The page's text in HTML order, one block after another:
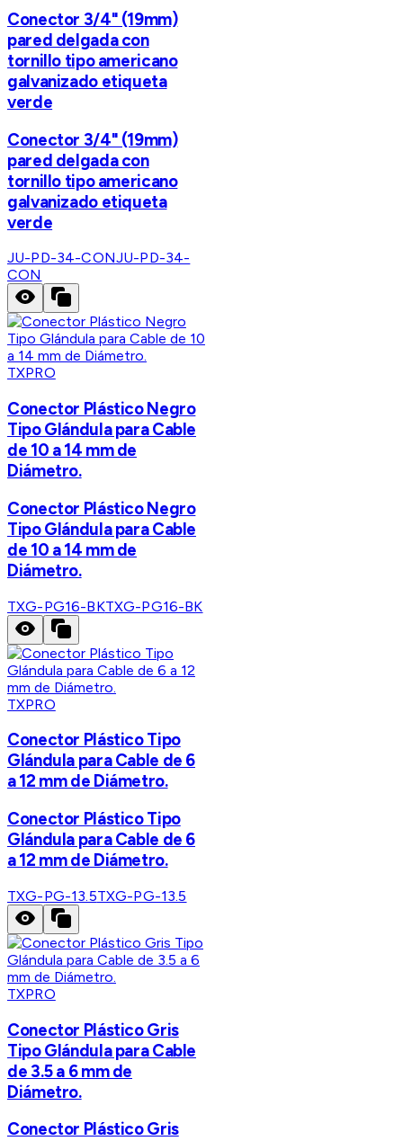
Conector 3/4" (19mm)
pared delgada con
tornillo tipo americano
galvanizado etiqueta
verde
Conector 3/4" (19mm)
pared delgada con
tornillo tipo americano
galvanizado etiqueta
verde
JU-PD-34-CONJU-PD-34-
CON
TXPRO
Conector Plástico Negro
Tipo Glándula para Cable
de 10 a 14 mm de
Diámetro.
Conector Plástico Negro
Tipo Glándula para Cable
de 10 a 14 mm de
Diámetro.
TXG-PG16-BKTXG-PG16-BK
TXPRO
Conector Plástico Tipo
Glándula para Cable de 6
a 12 mm de Diámetro.
Conector Plástico Tipo
Glándula para Cable de 6
a 12 mm de Diámetro.
TXG-PG-13.5TXG-PG-13.5
TXPRO
Conector Plástico Gris
Tipo Glándula para Cable
de 3.5 a 6 mm de
Diámetro.
Conector Plástico Gris